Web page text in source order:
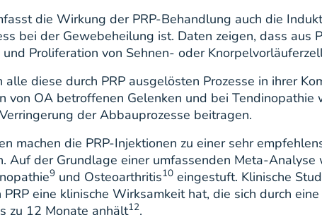
die Wirkung der PRP-Behandlung auch die
bei der Gewebeheilung ist. Daten zeigen, dass aus
Proliferation von Sehnen- oder
alle diese durch PRP ausgelösten Prozesse in ihrer
von OA betroffenen Gelenken und bei
der Abbauprozesse beitragen.
machen die PRP-Injektionen zu einer sehr
Auf der Grundlage einer umfassenden Meta-
9 und Osteoarthritis10 eingestuft. Klinische
eine klinische Wirksamkeit hat, die sich durch
zu 12 Monate anhält12.